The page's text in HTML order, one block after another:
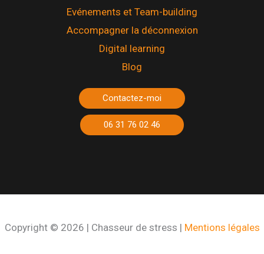
Evénements et Team-building
Accompagner la déconnexion
Digital learning
Blog
Contactez-moi
06 31 76 02 46
Copyright © 2026 | Chasseur de stress | Mentions légales